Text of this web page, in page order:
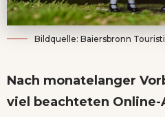
Bildquelle: Baiersbronn
Nach monatelanger
viel beachteten